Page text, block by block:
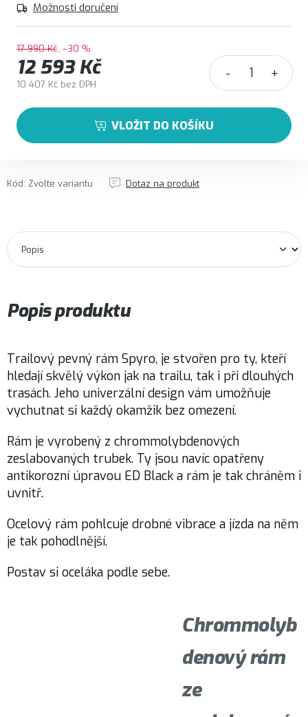
Možnosti doručení
17 990 Kč –30 %
12 593 Kč
10 407 Kč bez DPH
VLOŽIT DO KOŠÍKU
Kód: Zvolte variantu Dotaz na produkt
Popis produktu
Trailový pevný rám Spyro, je stvořen pro ty, kteří
hledají skvělý výkon jak na trailu, tak i při dlouhých
trasách. Jeho univerzální design vám umožňuje
vychutnat si každý okamžik bez omezení.
Rám je vyrobený z chrommolybdenových
zeslabovaných trubek. Ty jsou navíc opatřeny
antikorozní úpravou ED Black a rám je tak chráněm i
uvnitř.
Ocelový rám pohlcuje drobné vibrace a jízda na něm
je tak pohodlnější.
Postav si oceláka podle sebe.
Chrommolyb
denový rám
ze